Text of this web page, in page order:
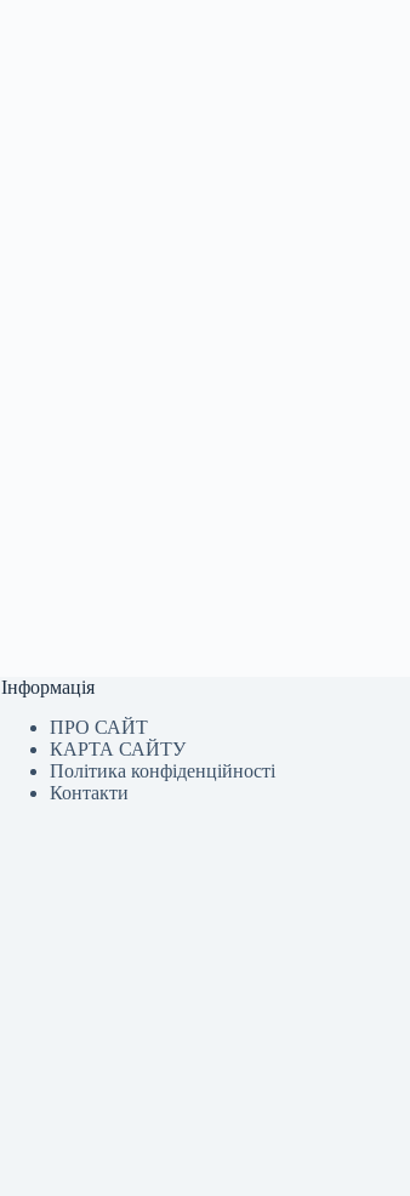
Інформація
ПРО САЙТ
КАРТА САЙТУ
Політика конфіденційності
Контакти